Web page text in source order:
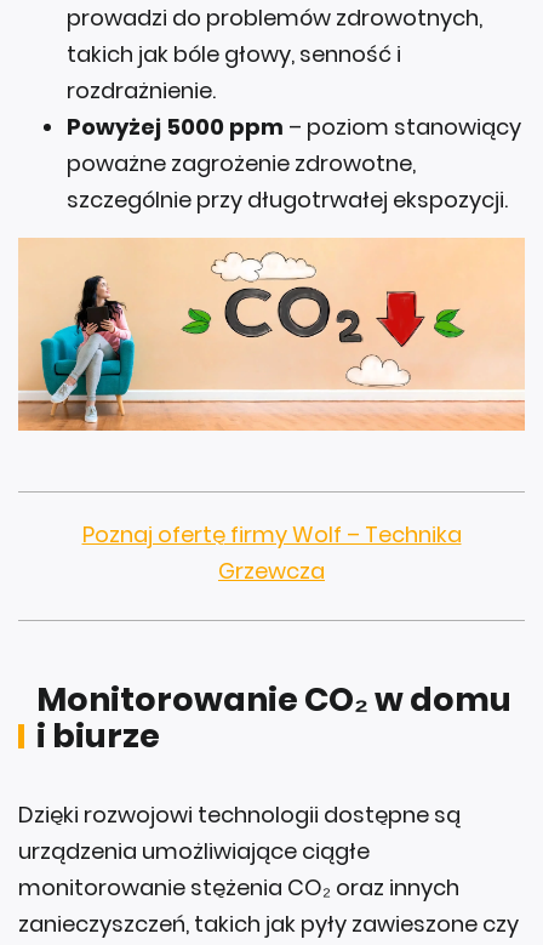
prowadzi do problemów zdrowotnych,
takich jak bóle głowy, senność i
rozdrażnienie.
Powyżej 5000 ppm – poziom stanowiący
poważne zagrożenie zdrowotne,
szczególnie przy długotrwałej ekspozycji.
Poznaj ofertę firmy Wolf – Technika
Grzewcza
Monitorowanie CO₂ w domu
i biurze
Dzięki rozwojowi technologii dostępne są
urządzenia umożliwiające ciągłe
monitorowanie stężenia CO₂ oraz innych
zanieczyszczeń, takich jak pyły zawieszone czy